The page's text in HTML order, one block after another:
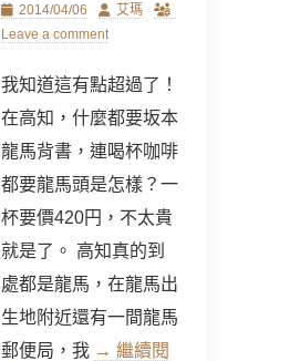
Posted
on
2014/04/06 Author
艾瑪
Leave a comment
我知道這有點超過了！
在高知，什麼都要坂本
龍馬背書，連喝杯咖啡
都要龍馬頭是怎樣？一
杯要價420円，不太貴
就是了。 高知真的到
處都是龍馬，在龍馬出
生地附近還有一間龍馬
郵便局，我 → 繼續閱